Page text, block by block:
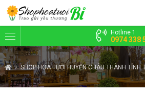
Hotline 1
0974 338
SHOP HOA TƯƠI HUYỆN CHÂU THÀNH TỈNH